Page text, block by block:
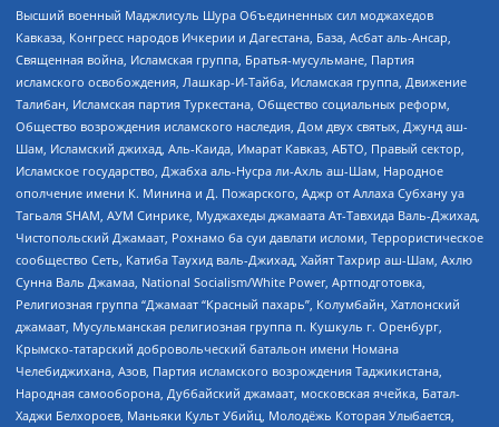
Высший военный Маджлисуль Шура Объединенных сил моджахедов
Кавказа, Конгресс народов Ичкерии и Дагестана, База, Асбат аль-Ансар,
Священная война, Исламская группа, Братья-мусульмане, Партия
исламского освобождения, Лашкар-И-Тайба, Исламская группа, Движение
Талибан, Исламская партия Туркестана, Общество социальных реформ,
Общество возрождения исламского наследия, Дом двух святых, Джунд аш-
Шам, Исламский джихад, Аль-Каида, Имарат Кавказ, АБТО, Правый сектор,
Исламское государство, Джабха аль-Нусра ли-Ахль аш-Шам, Народное
ополчение имени К. Минина и Д. Пожарского, Аджр от Аллаха Субхану уа
Тагьаля SHAM, АУМ Синрике, Муджахеды джамаата Ат-Тавхида Валь-Джихад,
Чистопольский Джамаат, Рохнамо ба суи давлати исломи, Террористическое
сообщество Сеть, Катиба Таухид валь-Джихад, Хайят Тахрир аш-Шам, Ахлю
Сунна Валь Джамаа, National Socialism/White Power, Артподготовка,
Религиозная группа “Джамаат “Красный пахарь”, Колумбайн, Хатлонский
джамаат, Мусульманская религиозная группа п. Кушкуль г. Оренбург,
Крымско-татарский добровольческий батальон имени Номана
Челебиджихана, Азов, Партия исламского возрождения Таджикистана,
Народная самооборона, Дуббайский джамаат, московская ячейка, Батал-
Хаджи Белхороев, Маньяки Культ Убийц, Молодёжь Которая Улыбается,